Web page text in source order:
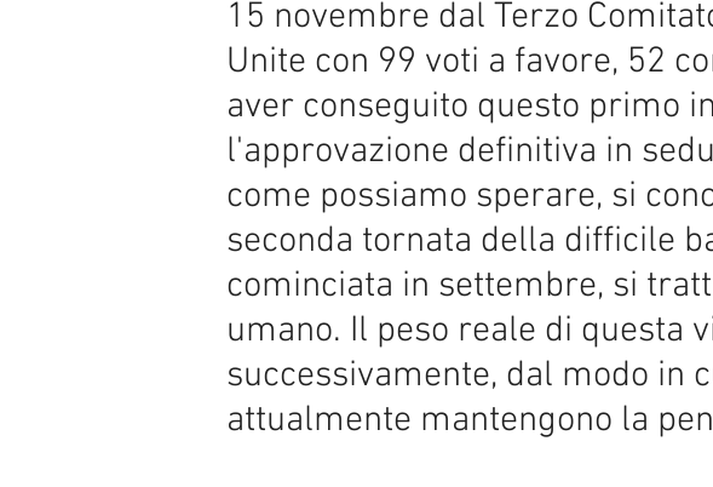
15 novembre dal Terzo
Unite con 99 voti a favore, 52
aver conseguito questo primo
l'approvazione definitiva in
come possiamo sperare, si
seconda tornata della difficile
cominciata in settembre, si
umano. Il peso reale di questa
successivamente, dal modo in
attualmente mantengono la